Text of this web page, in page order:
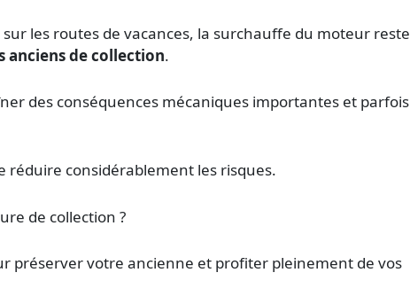
les routes de vacances, la surchauffe du moteur reste
anciens de collection.
des conséquences mécaniques importantes et parfois
considérablement les risques.
de collection ?
préserver votre ancienne et profiter pleinement de vos